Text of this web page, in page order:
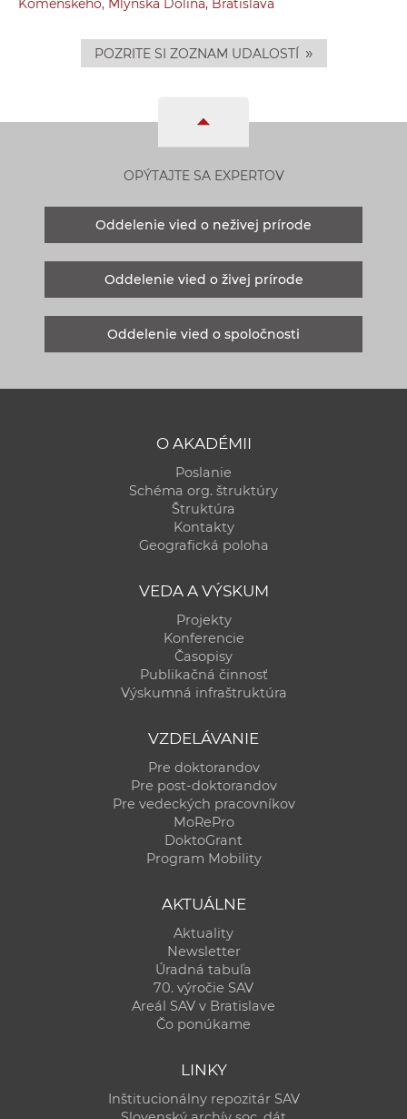
POZRITE SI ZOZNAM UDALOSTÍ »
OPÝTAJTE SA EXPERTOV
Oddelenie vied o neživej prírode
Oddelenie vied o živej prírode
Oddelenie vied o spoločnosti
O AKADÉMII
Poslanie
Schéma org. štruktúry
Štruktúra
Kontakty
Geografická poloha
VEDA A VÝSKUM
Projekty
Konferencie
Časopisy
Publikačná činnosť
Výskumná infraštruktúra
VZDELÁVANIE
Pre doktorandov
Pre post-doktorandov
Pre vedeckých pracovníkov
MoRePro
DoktoGrant
Program Mobility
AKTUÁLNE
Aktuality
Newsletter
Úradná tabuľa
70. výročie SAV
Areál SAV v Bratislave
Čo ponúkame
LINKY
Inštitucionálny repozitár SAV